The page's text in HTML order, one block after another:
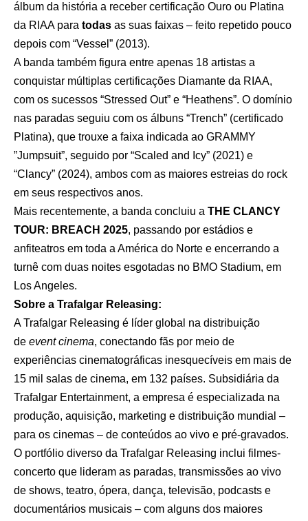
álbum da história a receber certificação Ouro ou Platina
da RIAA para todas as suas faixas – feito repetido pouco
depois com “Vessel” (2013).
A banda também figura entre apenas 18 artistas a
conquistar múltiplas certificações Diamante da RIAA,
com os sucessos “Stressed Out” e “Heathens”. O domínio
nas paradas seguiu com os álbuns “Trench” (certificado
Platina), que trouxe a faixa indicada ao GRAMMY
”Jumpsuit”, seguido por “Scaled and Icy” (2021) e
“Clancy” (2024), ambos com as maiores estreias do rock
em seus respectivos anos.
Mais recentemente, a banda concluiu a THE CLANCY
TOUR: BREACH 2025, passando por estádios e
anfiteatros em toda a América do Norte e encerrando a
turnê com duas noites esgotadas no BMO Stadium, em
Los Angeles.
Sobre a Trafalgar Releasing:
A Trafalgar Releasing é líder global na distribuição
de event cinema, conectando fãs por meio de
experiências cinematográficas inesquecíveis em mais de
15 mil salas de cinema, em 132 países. Subsidiária da
Trafalgar Entertainment, a empresa é especializada na
produção, aquisição, marketing e distribuição mundial –
para os cinemas – de conteúdos ao vivo e pré-gravados.
O portfólio diverso da Trafalgar Releasing inclui filmes-
concerto que lideram as paradas, transmissões ao vivo
de shows, teatro, ópera, dança, televisão, podcasts e
documentários musicais – com alguns dos maiores